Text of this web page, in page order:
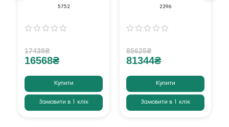
5752
17439₴
16568₴
Купити
Замовити в 1 клік
2296
85625₴
81344₴
Купити
Замовити в 1 клік